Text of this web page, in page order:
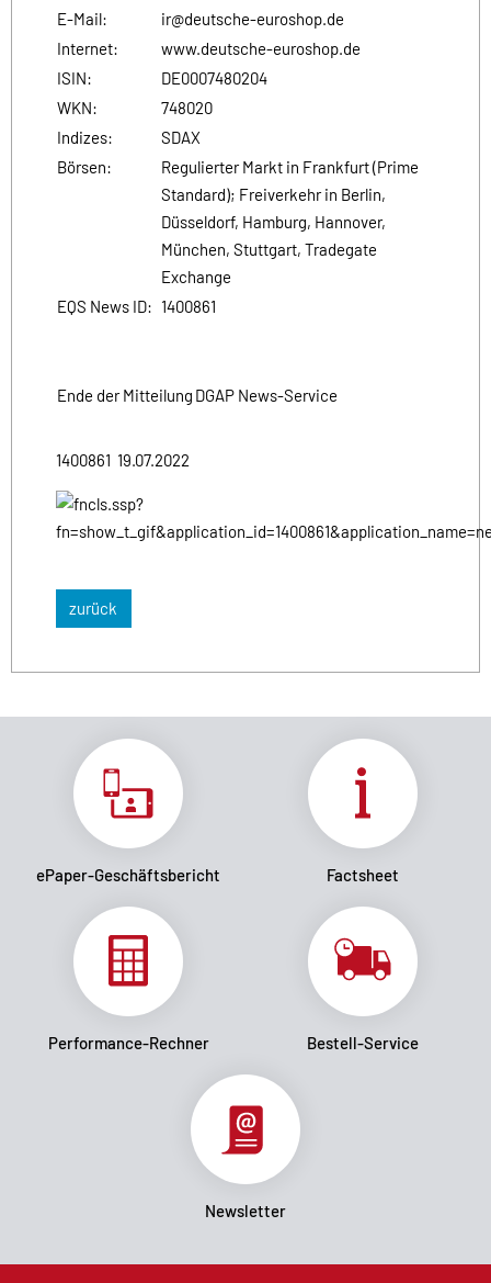
E-Mail:
ir@deutsche-euroshop.de
Internet:
www.deutsche-euroshop.de
ISIN:
DE0007480204
WKN:
748020
Indizes:
SDAX
Börsen:
Regulierter Markt in Frankfurt (Prime
Standard); Freiverkehr in Berlin,
Düsseldorf, Hamburg, Hannover,
München, Stuttgart, Tradegate
Exchange
EQS News ID: 1400861
Ende der Mitteilung DGAP News-Service
1400861 19.07.2022
zurück
ePaper-Geschäftsbericht Factsheet
Performance-Rechner Bestell-Service
Newsletter